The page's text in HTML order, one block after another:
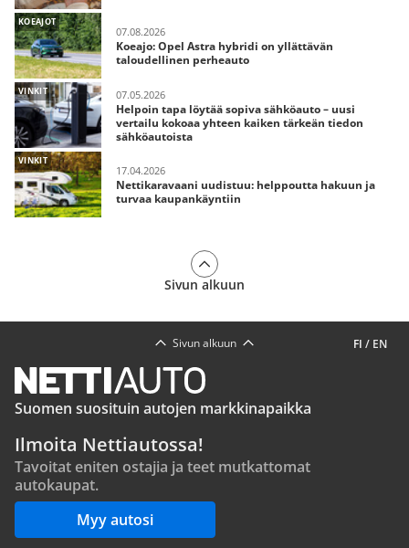
KOEAJOT
07.08.2026
Koeajo: Opel Astra hybridi on yllättävän
taloudellinen perheauto
VINKIT 07.05.2026
Helpoin tapa löytää sopiva sähköauto – uusi
vertailu kokoaa yhteen kaiken tärkeän tiedon
sähköautoista
VINKIT
17.04.2026
Nettikaravaani uudistuu: helppoutta hakuun ja
turvaa kaupankäyntiin
Sivun alkuun
FI / EN
Sivun alkuun
Suomen suosituin autojen markkinapaikka
Ilmoita Nettiautossa!
Tavoitat eniten ostajia ja teet mutkattomat
autokaupat.
Myy autosi